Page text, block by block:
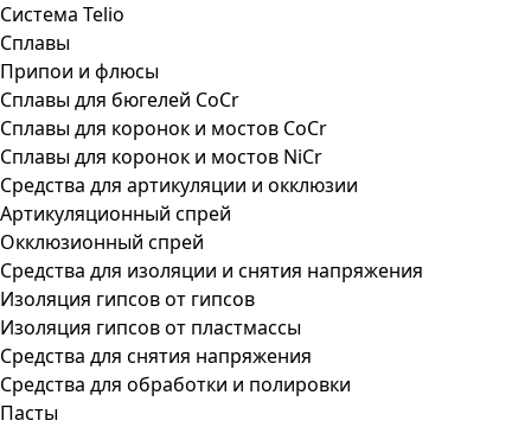
Система Telio
Сплавы
Припои и флюсы
Сплавы для бюгелей CoCr
Сплавы для коронок и мостов CoCr
Сплавы для коронок и мостов NiCr
Средства для артикуляции и окклюзии
Артикуляционный спрей
Окклюзионный спрей
Средства для изоляции и снятия напряжения
Изоляция гипсов от гипсов
Изоляция гипсов от пластмассы
Средства для снятия напряжения
Средства для обработки и полировки
Пасты